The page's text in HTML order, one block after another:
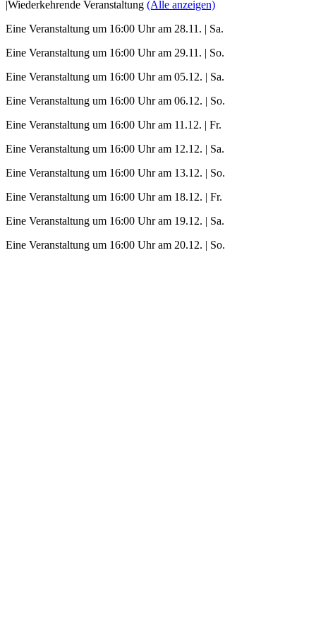
|Wiederkehrende Veranstaltung (Alle anzeigen)
Eine Veranstaltung um 16:00 Uhr am 28.11. | Sa.
Eine Veranstaltung um 16:00 Uhr am 29.11. | So.
Eine Veranstaltung um 16:00 Uhr am 05.12. | Sa.
Eine Veranstaltung um 16:00 Uhr am 06.12. | So.
Eine Veranstaltung um 16:00 Uhr am 11.12. | Fr.
Eine Veranstaltung um 16:00 Uhr am 12.12. | Sa.
Eine Veranstaltung um 16:00 Uhr am 13.12. | So.
Eine Veranstaltung um 16:00 Uhr am 18.12. | Fr.
Eine Veranstaltung um 16:00 Uhr am 19.12. | Sa.
Eine Veranstaltung um 16:00 Uhr am 20.12. | So.